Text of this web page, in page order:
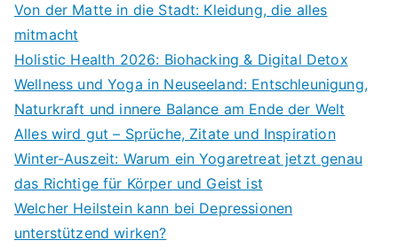
Von der Matte in die Stadt: Kleidung, die alles
mitmacht
Holistic Health 2026: Biohacking & Digital Detox
Wellness und Yoga in Neuseeland: Entschleunigung,
Naturkraft und innere Balance am Ende der Welt
Alles wird gut – Sprüche, Zitate und Inspiration
Winter-Auszeit: Warum ein Yogaretreat jetzt genau
das Richtige für Körper und Geist ist
Welcher Heilstein kann bei Depressionen
unterstützend wirken?